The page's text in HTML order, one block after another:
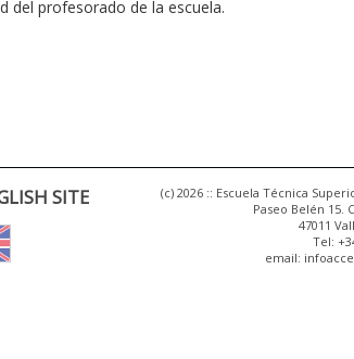
del profesorado de la escuela.
SITE
(c) 2026 :: Escuela Técnica
Paseo Belén 15.
47011
Tel:
email: